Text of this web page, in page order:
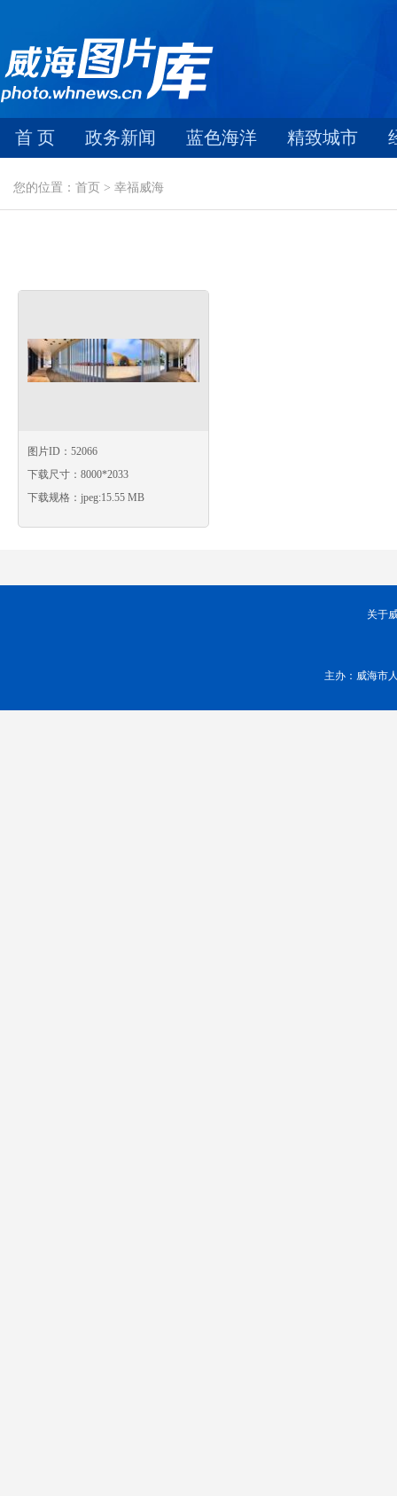
首 页 政务新闻 蓝色海洋 精致城市
您的位置：首页 > 幸福威海
图片ID：52066
下载尺寸：8000*2033
下载规格：jpeg:15.55 MB
关于
主办：威海市